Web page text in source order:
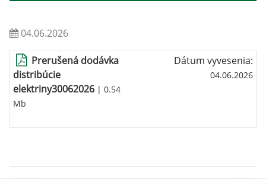
04.06.2026
Prerušená dodávka
distribúcie
elektriny30062026 | 0.54
Mb
Dátum vyvesenia:
04.06.2026